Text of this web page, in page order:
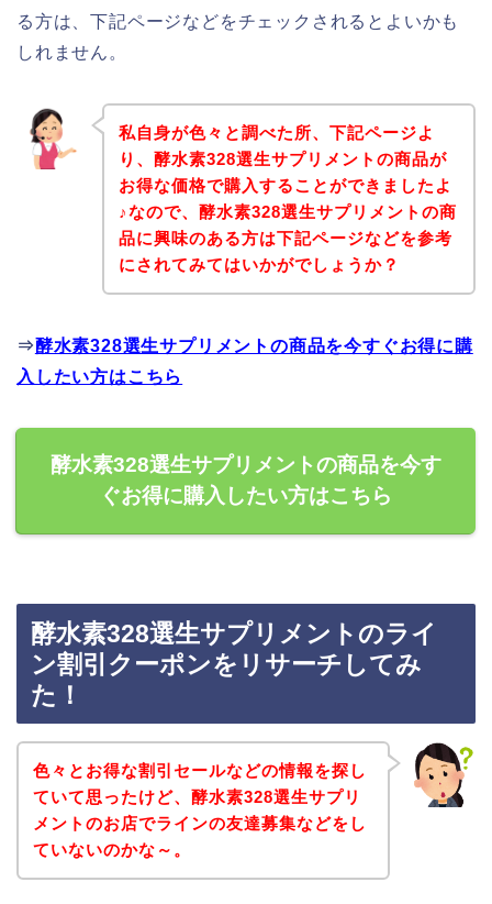
る方は、下記ページなどをチェックされるとよいかも
しれません。
私自身が色々と調べた所、下記ページよ
り、酵水素328選生サプリメントの商品が
お得な価格で購入することができましたよ
♪なので、酵水素328選生サプリメントの商
品に興味のある方は下記ページなどを参考
にされてみてはいかがでしょうか？
⇒酵水素328選生サプリメントの商品を今すぐお得に購
入したい方はこちら
酵水素328選生サプリメントの商品を今す
ぐお得に購入したい方はこちら
酵水素328選生サプリメントのライ
ン割引クーポンをリサーチしてみ
た！
色々とお得な割引セールなどの情報を探し
ていて思ったけど、酵水素328選生サプリ
メントのお店でラインの友達募集などをし
ていないのかな～。